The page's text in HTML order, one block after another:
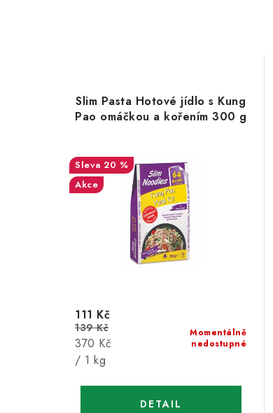
Slim Pasta Hotové jídlo s Kung
Pao omáčkou a kořením 300 g
20 %
Akce
Momentálně
nedostupné
111 Kč
139 Kč
Měrná
cena:
370 Kč
/ 1 kg